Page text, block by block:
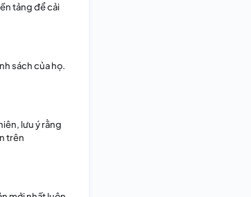
tảng để cải
sách của họ.
lưu ý rằng
trên
AI Support Bot